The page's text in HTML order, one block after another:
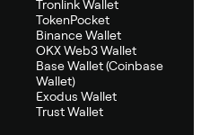
Tronlink Wallet
TokenPocket
Binance Wallet
OKX Web3 Wallet
Base Wallet (Coinbase
Wallet)
Exodus Wallet
Trust Wallet